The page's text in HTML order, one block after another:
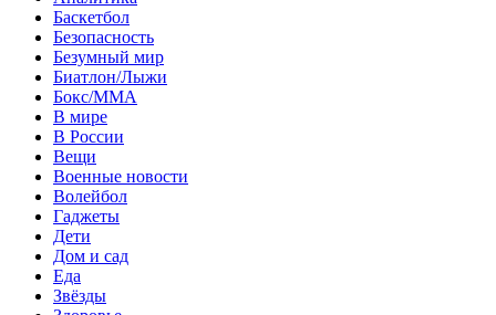
Баскетбол
Безопасность
Безумный мир
Биатлон/Лыжи
Бокс/MMA
В мире
В России
Вещи
Военные новости
Волейбол
Гаджеты
Дети
Дом и сад
Еда
Звёзды